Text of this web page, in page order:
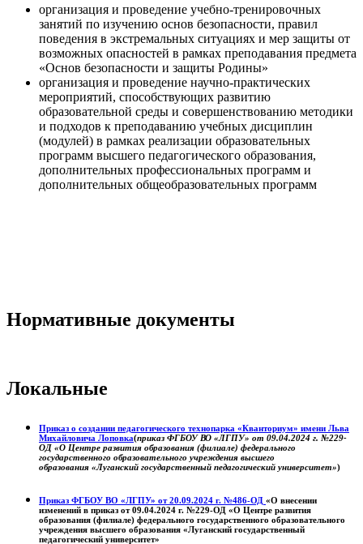
организация и проведение учебно-тренировочных
занятий по изучению основ безопасности, правил
поведения в экстремальных ситуациях и мер защиты от
возможных опасностей в рамках преподавания предмета
«Основ безопасности и защиты Родины»
организация и проведение научно-практических
мероприятий, способствующих развитию
образовательной среды и совершенствованию методики
и подходов к преподаванию учебных дисциплин
(модулей) в рамках реализации образовательных
программ высшего педагогического образования,
дополнительных профессиональных программ и
дополнительных общеобразовательных программ
Нормативные документы
Локальные
Приказ о создании педагогического технопарка «Кванториум» имени Льва
Михайловича Лоповка(приказ ФГБОУ ВО «ЛГПУ» от 09.04.2024 г. №229-
ОД «О Центре развития образования (филиале) федерального
государственного образовательного учреждения высшего
образования «Луганский государственный педагогический университет»)
Приказ ФГБОУ ВО «ЛГПУ» от 20.09.2024 г. №486-ОД «О внесении
изменений в приказ от 09.04.2024 г. №229-ОД «О Центре развития
образования (филиале) федерального государственного образовательного
учреждения высшего образования «Луганский государственный
педагогический университет»